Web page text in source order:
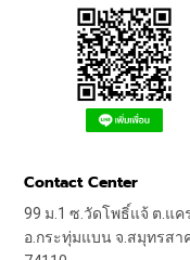
Contact Center
99 ม.1 ซ.วัดโพธิ์แจ้ ต.แค
อ.กระทุ่มแบน จ.สมุทรสา